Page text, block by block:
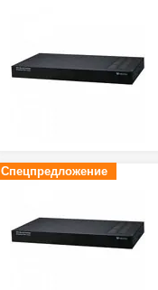
Спецпредложение